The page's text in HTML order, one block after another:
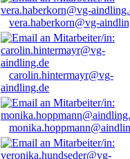
vera.haberkorn@vg-
carolin.hintermayr@vg-
aindling.de